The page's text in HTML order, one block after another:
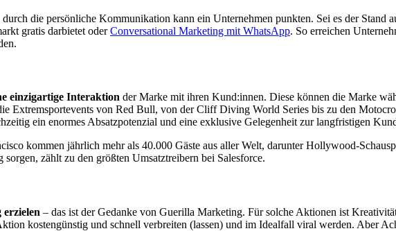
die persönliche Kommunikation kann ein Unternehmen punkten. Sei es der Stand
gratis darbietet oderConversational Marketing mit WhatsApp. So erreichen
einzigartige Interaktion der Marke mit ihren Kund:innen. Diese können die Marke
Extremsportevents von Red Bull, von der Cliff Diving World Series bis zu den
ein enormes Absatzpotenzial und eine exklusive Gelegenheit zur langfristigen
kommen jährlich mehr als 40.000 Gäste aus aller Welt, darunter Hollywood-
zählt zu den größten Umsatztreibern bei Salesforce.
– das ist der Gedanke von Guerilla Marketing. Für solche Aktionen ist
kostengünstig und schnell verbreiten (lassen) und im Idealfall viral werden. Aber